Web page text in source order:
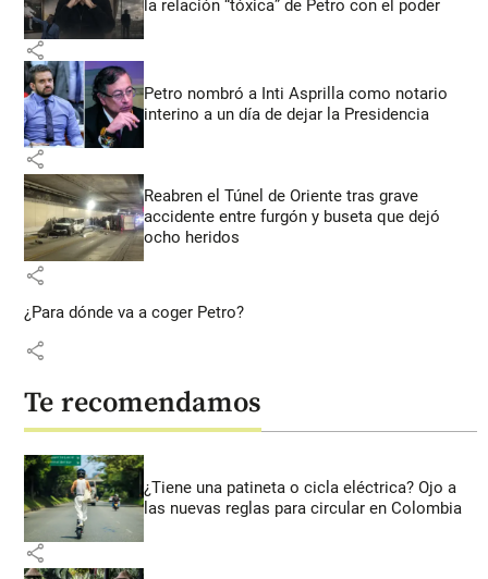
la relación “tóxica” de Petro con el poder
share
Petro nombró a Inti Asprilla como notario
interino a un día de dejar la Presidencia
share
Reabren el Túnel de Oriente tras grave
accidente entre furgón y buseta que dejó
ocho heridos
share
¿Para dónde va a coger Petro?
share
Te recomendamos
¿Tiene una patineta o cicla eléctrica? Ojo a
las nuevas reglas para circular en Colombia
share